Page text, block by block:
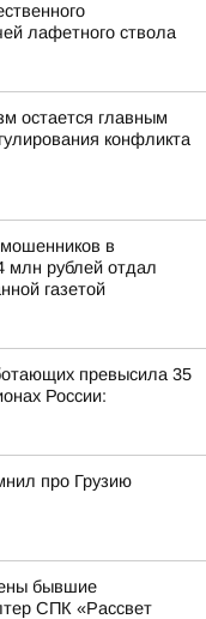
лафетного ствола
остается главным
конфликта
в
млн рублей отдал
газетой
превысила 35
России:
про Грузию
бывшие
СПК «Рассвет